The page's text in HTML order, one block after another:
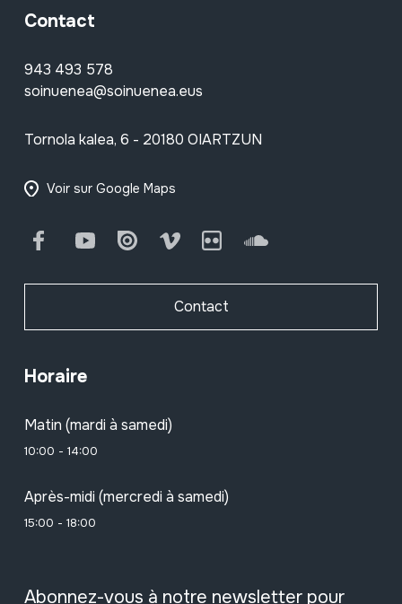
Contact
943 493 578
soinuenea@soinuenea.eus
Tornola kalea, 6 - 20180 OIARTZUN
Voir sur Google Maps
FacebookYoutube Issuu Vimeo Flickr SoundCloud
Contact
Horaire
Matin (mardi à samedi)
10:00 - 14:00
Après-midi (mercredi à samedi)
15:00 - 18:00
Abonnez-vous à notre newsletter pour